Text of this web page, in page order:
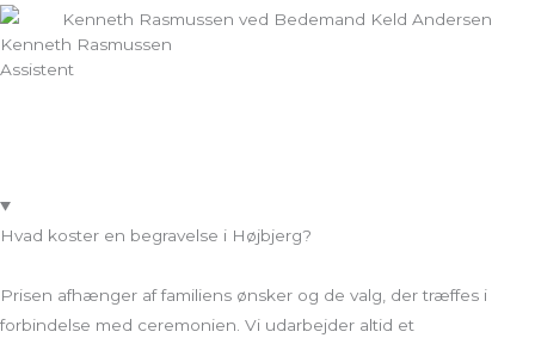
Kenneth Rasmussen
Assistent
Hvad koster en begravelse i Højbjerg?
Prisen afhænger af familiens ønsker og de valg, der træffes i
forbindelse med ceremonien. Vi udarbejder altid et